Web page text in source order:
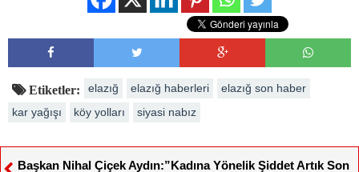
Etiketler: elazığ elazığ haberleri
elazığ son haber
kar yağışı
köy yolları siyasi nabız
Başkan Nihal Çiçek Aydın:”Kadına Yönelik Şiddet Artık Son